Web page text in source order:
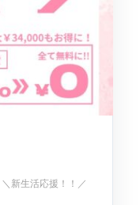
新生活応援！！／